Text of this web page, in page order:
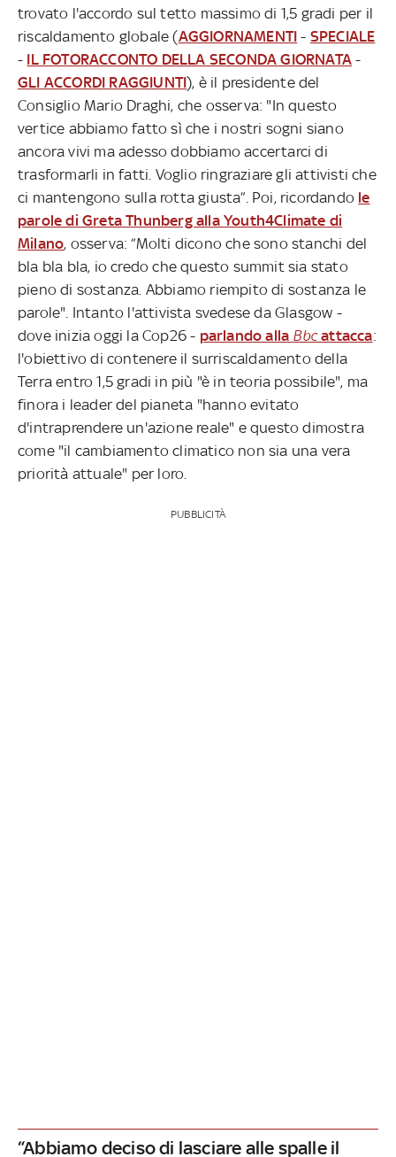
trovato l'accordo sul tetto massimo di 1,5 gradi per il
riscaldamento globale (AGGIORNAMENTI - SPECIALE
- IL FOTORACCONTO DELLA SECONDA GIORNATA -
GLI ACCORDI RAGGIUNTI), è il presidente del
Consiglio Mario Draghi, che osserva: "In questo
vertice abbiamo fatto sì che i nostri sogni siano
ancora vivi ma adesso dobbiamo accertarci di
trasformarli in fatti. Voglio ringraziare gli attivisti che
ci mantengono sulla rotta giusta”. Poi, ricordando le
parole di Greta Thunberg alla Youth4Climate di
Milano, osserva: “Molti dicono che sono stanchi del
bla bla bla, io credo che questo summit sia stato
pieno di sostanza. Abbiamo riempito di sostanza le
parole". Intanto l'attivista svedese da Glasgow -
dove inizia oggi la Cop26 - parlando alla Bbcattacca:
l'obiettivo di contenere il surriscaldamento della
Terra entro 1,5 gradi in più "è in teoria possibile", ma
finora i leader del pianeta "hanno evitato
d'intraprendere un'azione reale" e questo dimostra
come "il cambiamento climatico non sia una vera
priorità attuale" per loro.
PUBBLICITÀ
“Abbiamo deciso di lasciare alle spalle il